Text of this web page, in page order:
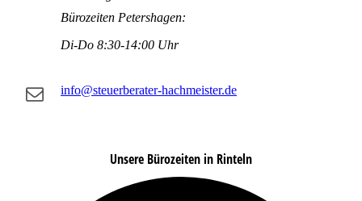
Bürozeiten Petershagen:
Di-Do 8:30-14:00 Uhr
info@steuerberater-hachmeister.de
Unsere Bürozeiten in Rinteln